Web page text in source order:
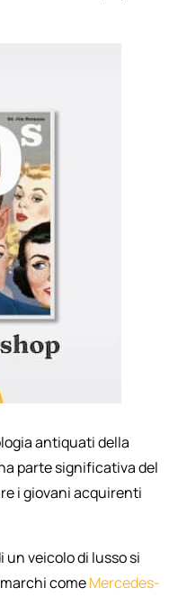
antiquati della
parte significativa del
i giovani acquirenti
veicolo di lusso si
comeMercedes-